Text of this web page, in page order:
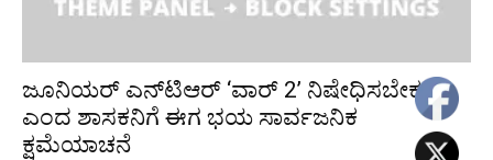
ಜೂನಿಯರ್ ಎನ್‌ಟಿಆರ್ ‘ವಾರ್ 2’ ನಿಷೇಧಿಸಬೇಕು
ಎಂದ ಶಾಸಕನಿಗೆ ಈಗ ಭಯ ಸಾರ್ವಜನಿಕ
ಕ್ಷಮೆಯಾಚನೆ